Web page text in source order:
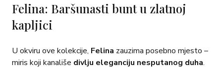
Felina: Baršunasti bunt u zlatnoj
kapljici
U okviru ove kolekcije, Felina zauzima posebno mjesto –
miris koji kanališe divlju eleganciju nesputanog duha.